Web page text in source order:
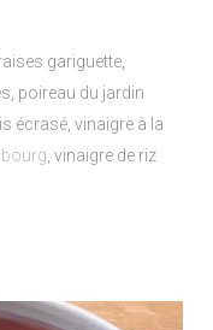
gariguette,
poireau du jardin
écrasé, vinaigre à la
, vinaigre de riz